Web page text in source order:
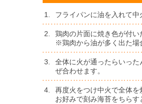
1. フライパンに油を入れて
2.
鶏肉の片面に焼き色が付
※鶏肉から油が多く出た場
3.
全体に火が通ったらいっ
ぜ合わせます。
4.
再度火をつけ中火で全体
お好みで刻み海苔をちら